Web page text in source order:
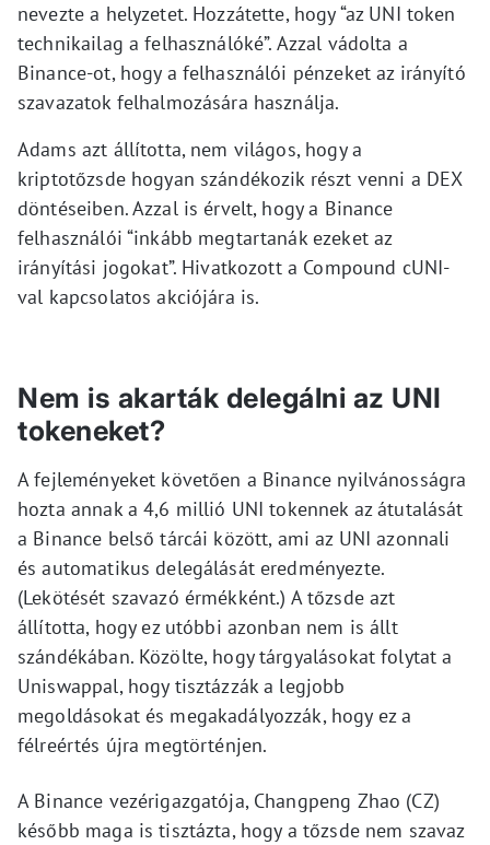
nevezte a helyzetet. Hozzátette, hogy “az UNI token
technikailag a felhasználóké”. Azzal vádolta a
Binance-ot, hogy a felhasználói pénzeket az irányító
szavazatok felhalmozására használja.
Adams azt állította, nem világos, hogy a
kriptotőzsde hogyan szándékozik részt venni a DEX
döntéseiben. Azzal is érvelt, hogy a Binance
felhasználói “inkább megtartanák ezeket az
irányítási jogokat”. Hivatkozott a Compound cUNI-
val kapcsolatos akciójára is.
Nem is akarták delegálni az UNI
tokeneket?
A fejleményeket követően a Binance nyilvánosságra
hozta annak a 4,6 millió UNI tokennek az átutalását
a Binance belső tárcái között, ami az UNI azonnali
és automatikus delegálását eredményezte.
(Lekötését szavazó érmékként.) A tőzsde azt
állította, hogy ez utóbbi azonban nem is állt
szándékában. Közölte, hogy tárgyalásokat folytat a
Uniswappal, hogy tisztázzák a legjobb
megoldásokat és megakadályozzák, hogy ez a
félreértés újra megtörténjen.
A Binance vezérigazgatója, Changpeng Zhao (CZ)
később maga is tisztázta, hogy a tőzsde nem szavaz